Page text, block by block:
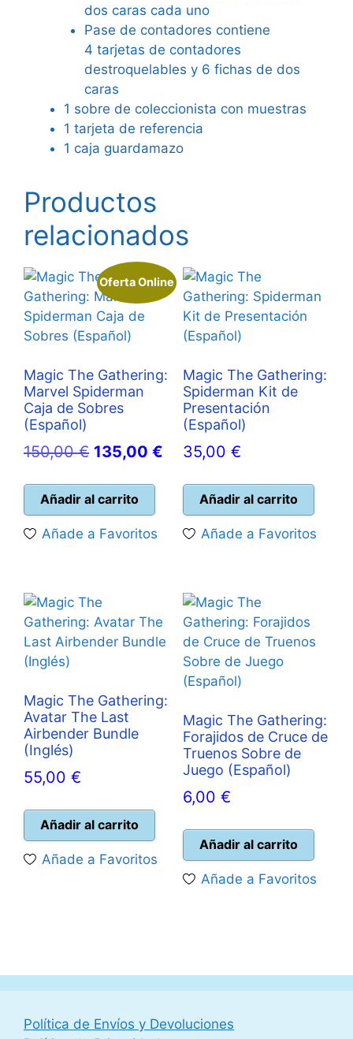
dos caras cada uno
Pase de contadores contiene
4 tarjetas de contadores
destroquelables y 6 fichas de dos
caras
1 sobre de coleccionista con muestras
1 tarjeta de referencia
1 caja guardamazo
Productos
relacionados
Oferta Online
Magic The Gathering:
Marvel Spiderman
Caja de Sobres
(Español)
150,00€ El
original
135,00 €
actual
Añadir al carrito
Añade a Favoritos
Magic The Gathering:
Spiderman Kit de
Presentación
(Español)
35,00 €
Añadir al carrito
Añade a Favoritos
Magic The Gathering:
Avatar The Last
Airbender Bundle
(Inglés)
55,00 €
Añadir al carrito
Añade a Favoritos
Magic The Gathering:
Forajidos de Cruce de
Truenos Sobre de
Juego (Español)
6,00 €
Añadir al carrito
Añade a Favoritos
Política de Envíos y Devoluciones